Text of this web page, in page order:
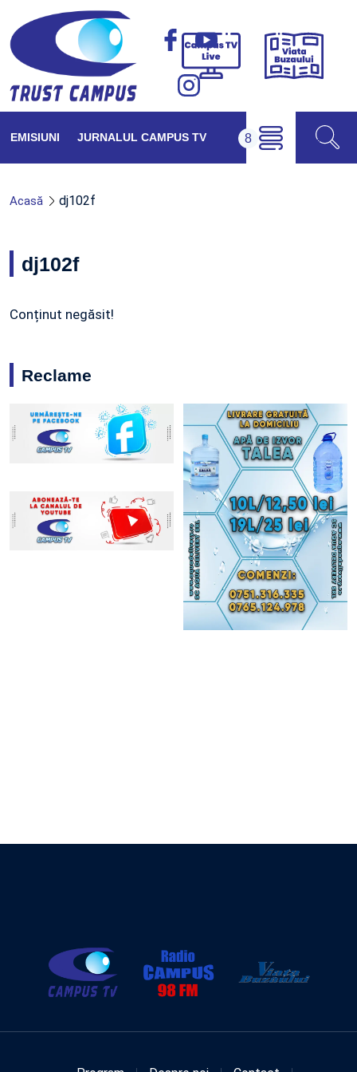
Campus
Viața
EMISIUNI JURNALUL CAMPUS TV
Acasă dj102f
dj102f
Conținut negăsit!
Reclame